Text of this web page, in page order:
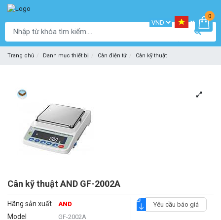
0
Trang chủ Danh mục thiết bị Cân điện tử Cân kỹ thuật
Cân kỹ thuật AND GF-2002A
Hãng sản xuất AND
Model GF-2002A
Yêu cầu báo giá